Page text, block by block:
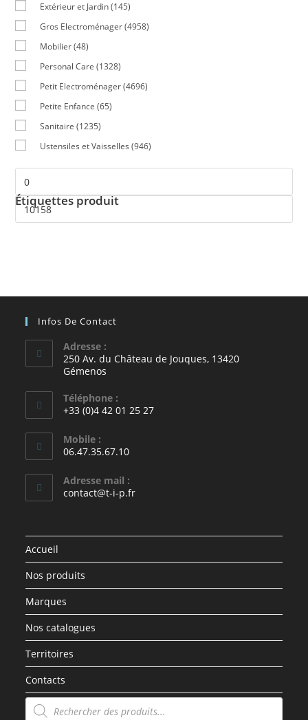
Extérieur et Jardin (145)
Gros Electroménager (4958)
Mobilier (48)
Personal Care (1328)
Petit Electroménager (4696)
Petite Enfance (65)
Sanitaire (1235)
Ustensiles et Vaisselles (946)
Étiquettes produit
Infos De Contact
Adresse :
250 Av. du Château de Jouques, 13420
Gémenos
Téléphone :
+33 (0)4 42 01 25 27
Mobile :
06.47.35.67.10
Adresse mail :
contact@t-i-p.fr
Accueil
Nos produits
Marques
Nos catalogues
Territoires
Contacts
Recherche
de